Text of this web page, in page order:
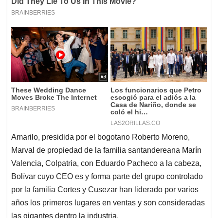
Amarilo, presidida por el bogotano Roberto Moreno,
Marval de propiedad de la familia santandereana Marín
Valencia, Colpatria, con Eduardo Pacheco a la cabeza,
Bolívar cuyo CEO es y forma parte del grupo controlado
por la familia Cortes y Cusezar han liderado por varios
años los primeros lugares en ventas y son consideradas
las gigantes dentro la industria.